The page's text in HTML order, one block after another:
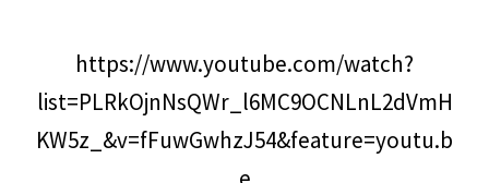
https://www.youtube.com/watch?
list=PLRkOjnNsQWr_l6MC9OCNLnL2dVmH
KW5z_&v=fFuwGwhzJ54&feature=youtu.b